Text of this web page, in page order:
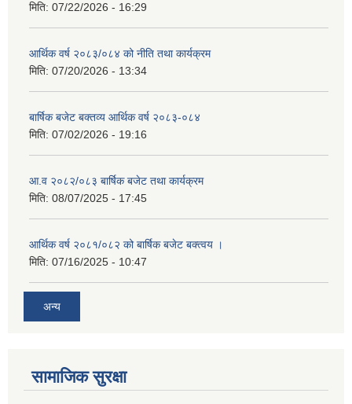
मिति: 07/22/2026 - 16:29
आर्थिक वर्ष २०८३/०८४ को नीति तथा कार्यक्रम
मिति: 07/20/2026 - 13:34
बार्षिक बजेट बक्तव्य आर्थिक वर्ष २०८३-०८४
मिति: 07/02/2026 - 19:16
आ.व २०८२/०८३ बार्षिक बजेट तथा कार्यक्रम
मिति: 08/07/2025 - 17:45
आर्थिक वर्ष २०८१/०८२ को बार्षिक बजेट बक्त्वय ।
मिति: 07/16/2025 - 10:47
अन्य
सामाजिक सुरक्षा